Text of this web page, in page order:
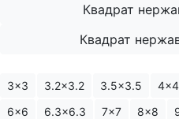
Квадрат
Квадрат
3x3 3.2x3.2 3.5x3.5 4x4
6x6
6.3x6.3 7x7 8x8